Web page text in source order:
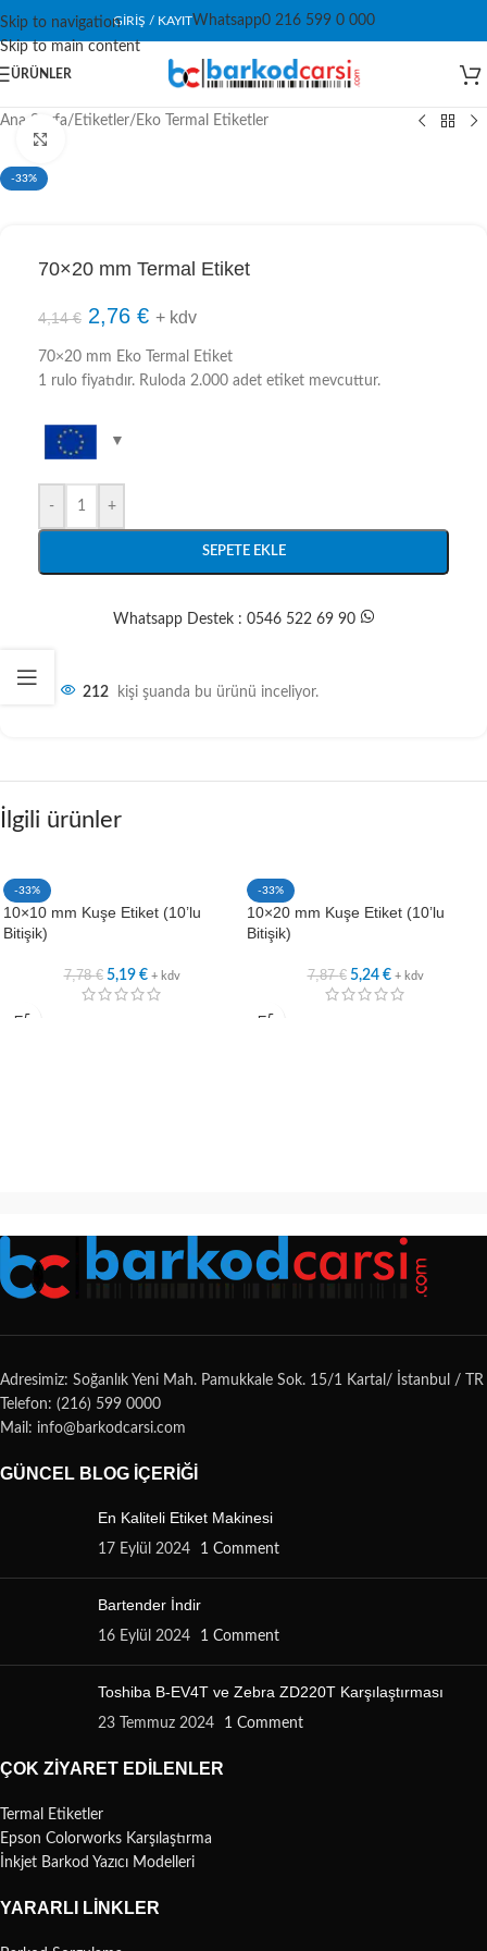
Skip to navigation
Skip to main content
GIRIŞ / KAYITWhatsapp0 216 599 0 000
ÜRÜNLER
Ana Sayfa/ Etiketler/ Eko Termal Etiketler
-33%
70×20 mm Termal Etiket
4,14€ 2,76 € + kdv
70×20 mm Eko Termal Etiket
1 rulo fiyatıdır. Ruloda 2.000 adet etiket mevcuttur.
- +
SEPETE EKLE
Whatsapp Destek : 0546 522 69 90
212 kişi şuanda bu ürünü inceliyor.
İlgili ürünler
-33%
10×10 mm Kuşe Etiket (10’lu
Bitişik)
7,78€ 5,19 € + kdv
-33%
10×20 mm Kuşe Etiket (10’lu
Bitişik)
7,87€ 5,24 € + kdv
Adresimiz: Soğanlık Yeni Mah. Pamukkale Sok. 15/1 Kartal/ İstanbul / TR
Telefon: (216) 599 0000
Mail: info@barkodcarsi.com
GÜNCEL BLOG İÇERIĞI
En Kaliteli Etiket Makinesi
17 Eylül 2024 1 Comment
Bartender İndir
16 Eylül 2024 1 Comment
Toshiba B-EV4T ve Zebra ZD220T Karşılaştırması
23 Temmuz 2024 1 Comment
ÇOK ZIYARET EDILENLER
Termal Etiketler
Epson Colorworks Karşılaştırma
İnkjet Barkod Yazıcı Modelleri
YARARLI LINKLER